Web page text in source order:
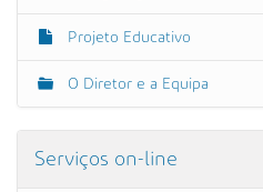
Projeto Educativo
O Diretor e a Equipa
Serviços on-line